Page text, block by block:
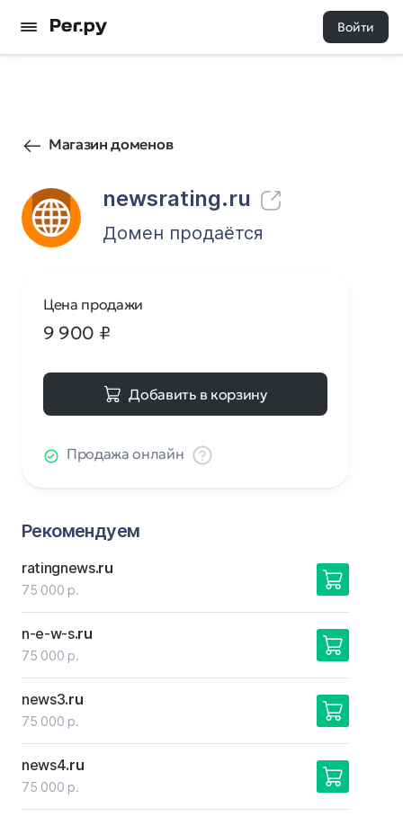
Войти
Магазин доменов
newsrating.ru
10 0
Домен продаётся
Цена продажи
9 900 ₽
Добавить в корзину
Продажа онлайн
Рекомендуем
ratingnews.ru
75 000 р.
n-e-w-s.ru
75 000 р.
news3.ru
75 000 р.
news4.ru
75 000 р.